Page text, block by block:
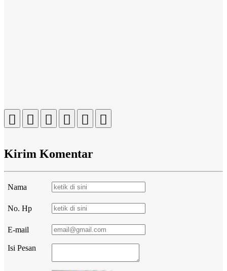
Kirim Komentar
Nama
No. Hp
E-mail
Isi Pesan